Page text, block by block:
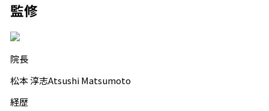
監修
院長
松本 淳志AtsushiMatsumoto
経歴